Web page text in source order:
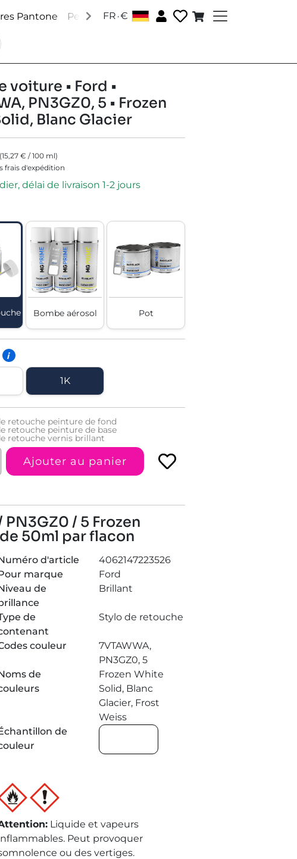
Pantone Peintures RAL Peintures spéciales
FR .€
voiture • Ford •
PN3GZ0, 5 • Frozen
Blanc Glacier
(15,27 € /100 ml)
frais d'expédition
délai de livraison 1-2 jours
Bombe aérosol Pot
i
1K
retouche peinture de fond
retouche peinture de base
retouche vernis brillant
Ajouter au panier
/ 5 Frozen
50ml par flacon
d'article
4062147223526
marque
Ford
de
Brillant
de
Stylo de retouche
couleur
7VTAWWA,
PN3GZ0, 5
de
Frozen White
Solid, Blanc
Glacier, Frost
Weiss
de
: Liquide et vapeurs
Peut provoquer
ou des vertiges.